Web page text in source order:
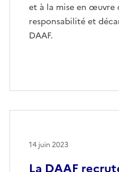
et à la mise en œuvre
responsabilité et
DAAF.
La DAAF
14 juin 2023